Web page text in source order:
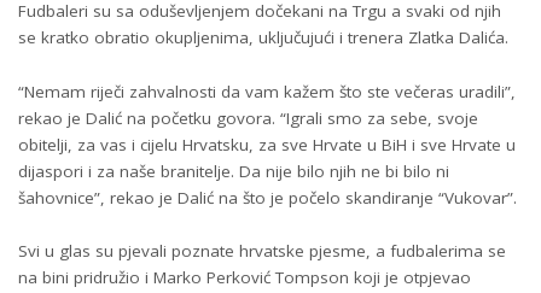
Fudbaleri su sa oduševljenjem dočekani na Trgu a svaki od njih
se kratko obratio okupljenima, uključujući i trenera Zlatka Dalića.
“Nemam riječi zahvalnosti da vam kažem što ste večeras uradili”,
rekao je Dalić na početku govora. “Igrali smo za sebe, svoje
obitelji, za vas i cijelu Hrvatsku, za sve Hrvate u BiH i sve Hrvate u
dijaspori i za naše branitelje. Da nije bilo njih ne bi bilo ni
šahovnice”, rekao je Dalić na što je počelo skandiranje “Vukovar”.
Svi u glas su pjevali poznate hrvatske pjesme, a fudbalerima se
na bini pridružio i Marko Perković Tompson koji je otpjevao